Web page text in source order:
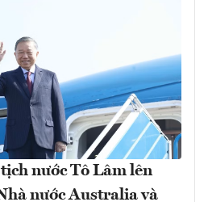
nước Tô Lâm lên
nước Australia và